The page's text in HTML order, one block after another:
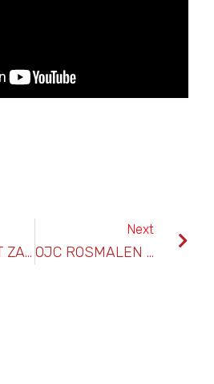
GERDA RUST ZACHT
Next
OJC ROSMALEN – SPORTLUST ’46